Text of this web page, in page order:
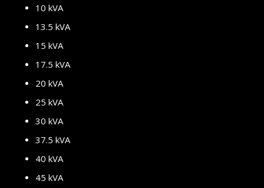
10 kVA
13.5 kVA
15 kVA
17.5 kVA
20 kVA
25 kVA
30 kVA
37.5 kVA
40 kVA
45 kVA